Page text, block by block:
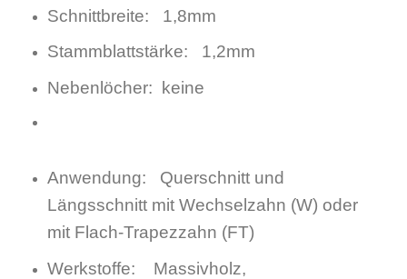
Schnittbreite: 1,8mm
Stammblattstärke: 1,2mm
Nebenlöcher: keine
Anwendung: Querschnitt und
Längsschnitt mit Wechselzahn (W) oder
mit Flach-Trapezzahn (FT)
Werkstoffe: Massivholz,